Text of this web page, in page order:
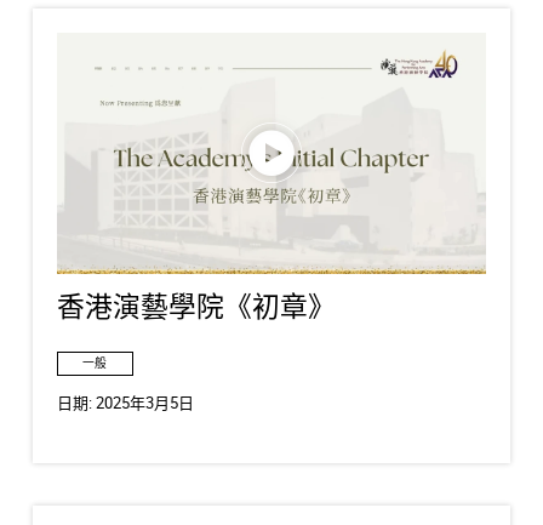
香港演藝學院《初章》
一般
日期:2025年3月5日